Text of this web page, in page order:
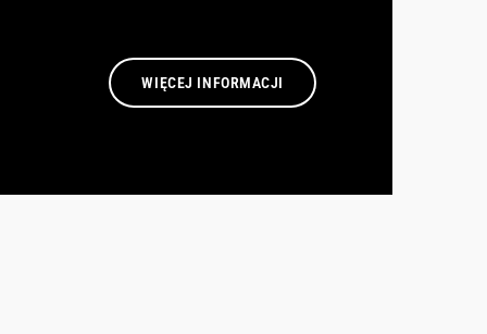
WIĘCEJ INFORMACJI